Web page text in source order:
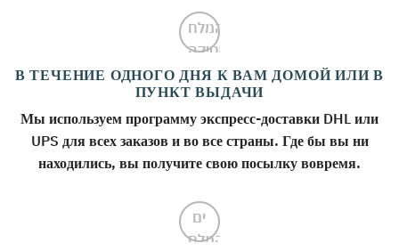
В ТЕЧЕНИЕ ОДНОГО ДНЯ К ВАМ ДОМОЙ ИЛИ В
ПУНКТ ВЫДАЧИ
Мы используем программу экспресс-доставки DHL или
UPS для всех заказов и во все страны. Где бы вы ни
находились, вы получите свою посылку вовремя.